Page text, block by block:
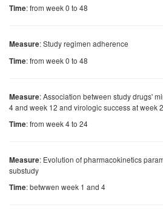
Time: from week 0 to 48
Measure: Study regimen adherence
Time: from week 0 to 48
Measure: Association between study drugs'
4 and week 12 and virologic success at week
Time: from week 4 to 24
Measure: Evolution of pharmacokinetics
substudy
Time: betwwen week 1 and 4